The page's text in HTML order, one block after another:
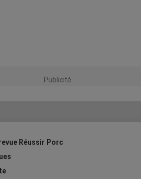
Publicité
Réussir Porc